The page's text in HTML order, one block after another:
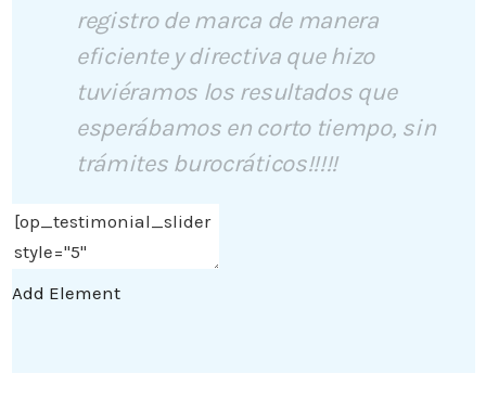
registro de marca de manera
eficiente y directiva que hizo
tuviéramos los resultados que
esperábamos en corto tiempo, sin
trámites burocráticos!!!!!
Add Element